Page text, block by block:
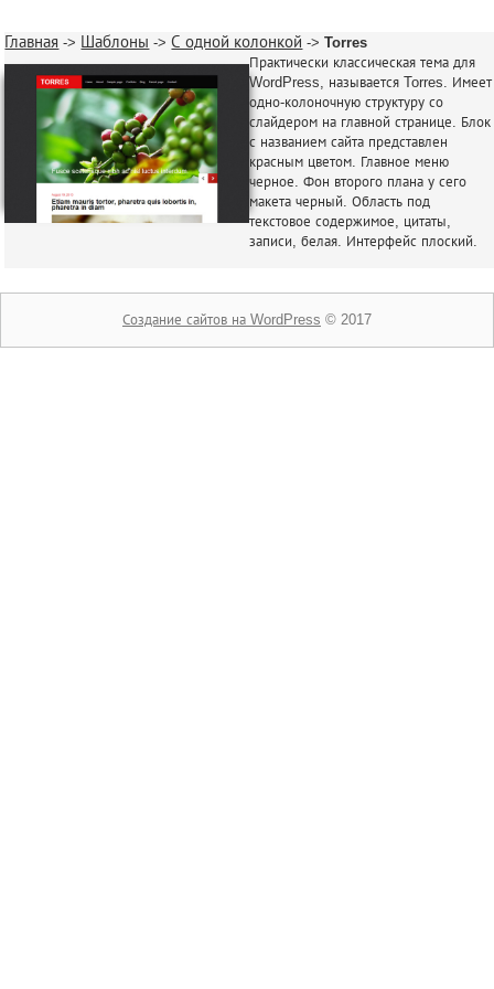
Главная -> Шаблоны ->С одной колонкой ->Torres
Практически классическая тема для
WordPress, называется Torres. Имеет
одно-колоночную структуру со
слайдером на главной странице. Блок
с названием сайта представлен
красным цветом. Главное меню
черное. Фон второго плана у сего
макета черный. Область под
текстовое содержимое, цитаты,
записи, белая. Интерфейс плоский.
Создание сайтов на WordPress © 2017